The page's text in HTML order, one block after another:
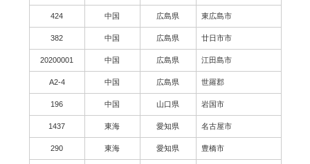
424 中国 広島県 東広島市
382 中国 広島県 廿日市市
20200001 中国 広島県 江田島市
A2-4 中国 広島県 世羅郡
196 中国 山口県 岩国市
1437 東海 愛知県 名古屋市
290 東海 愛知県 豊橋市